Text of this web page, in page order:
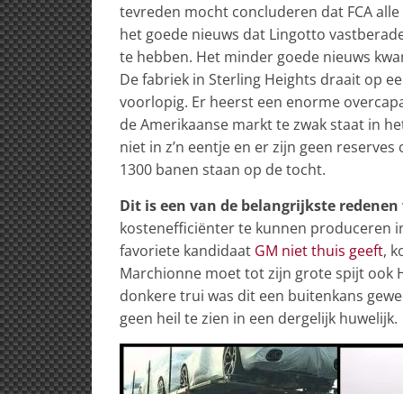
tevreden mocht concluderen dat FCA
het goede nieuws dat Lingotto
te hebben. Het minder goede nieuws
De fabriek in Sterling Heights draait op
voorlopig. Er heerst een enorme
de Amerikaanse markt te zwak staat in
niet in z’n eentje en er zijn geen
1300 banen staan op de tocht.
Dit is een van de belangrijkste redenen
kostenefficiënter te kunnen produceren
favoriete kandidaat GM niet thuis geeft,
Marchionne moet tot zijn grote spijt ook
donkere trui was dit een buitenkans
geen heil te zien in een dergelijk huwelijk.